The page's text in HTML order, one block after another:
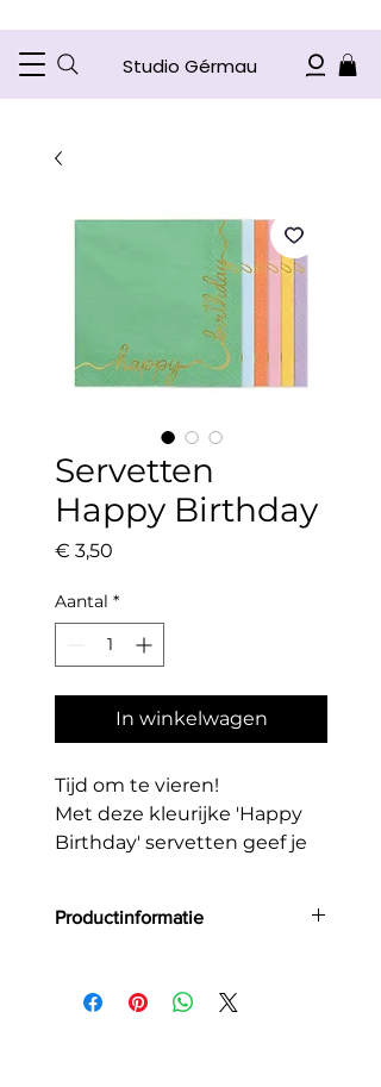
Studio Gérmau
Servetten
Happy Birthday
€ 3,50
Aantal *
In winkelwagen
Tijd om te vieren!
Met deze kleurijke 'Happy
Birthday' servetten geef je
Productinformatie
Grootte: 33 x 33 cm
Materiaal: papier